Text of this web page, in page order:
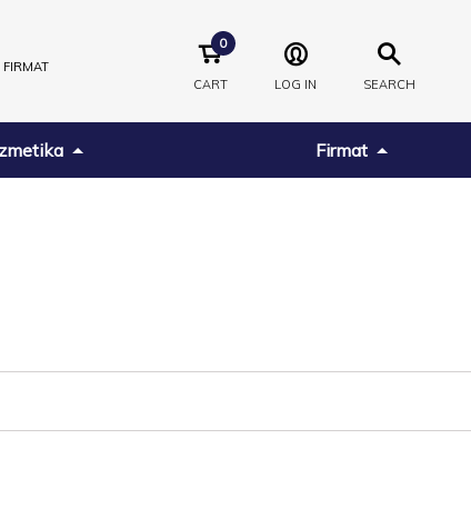
FIRMAT
CART
0
LOG IN SEARCH
Firmat